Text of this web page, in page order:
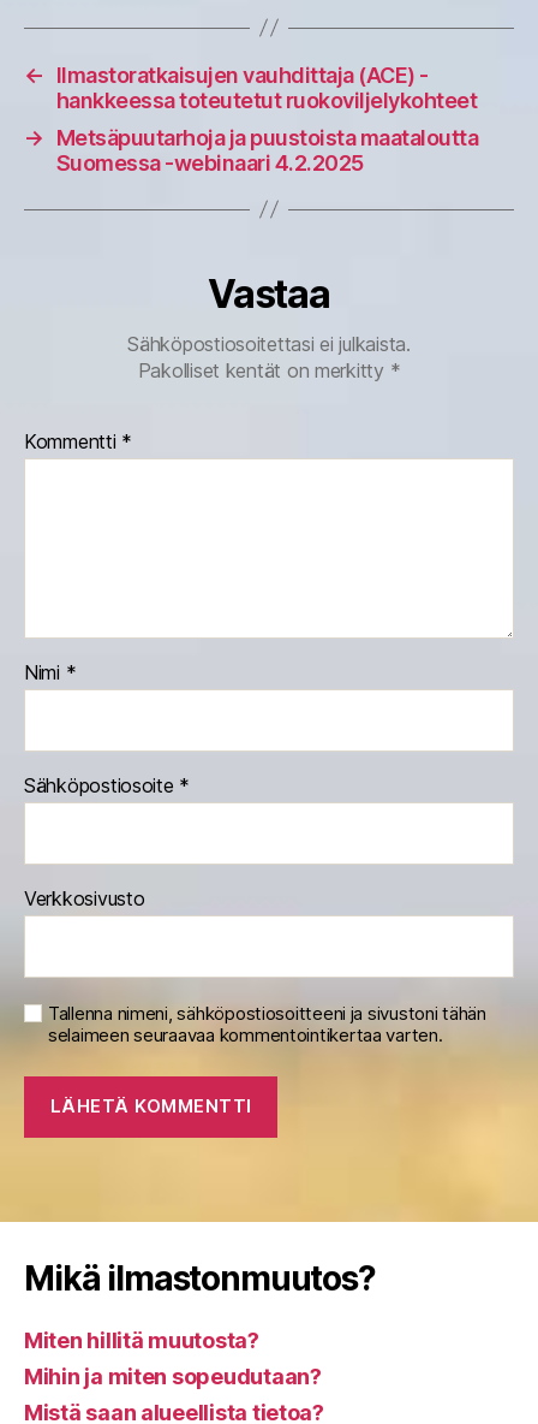
←
Ilmastoratkaisujen vauhdittaja (ACE) -
hankkeessa toteutetut ruokoviljelykohteet
→
Metsäpuutarhoja ja puustoista maataloutta
Suomessa -webinaari 4.2.2025
Vastaa
Sähköpostiosoitettasi ei julkaista.
Pakolliset kentät on merkitty *
Kommentti *
Nimi *
Sähköpostiosoite *
Verkkosivusto
Tallenna nimeni, sähköpostiosoitteeni ja sivustoni tähän
selaimeen seuraavaa kommentointikertaa varten.
Mikä ilmastonmuutos?
Miten hillitä muutosta?
Mihin ja miten sopeudutaan?
Mistä saan alueellista tietoa?